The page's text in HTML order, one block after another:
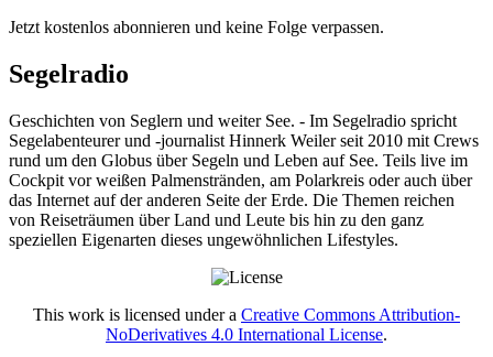
Jetzt kostenlos abonnieren und keine Folge verpassen.
Segelradio
Geschichten von Seglern und weiter See. - Im Segelradio spricht
Segelabenteurer und -journalist Hinnerk Weiler seit 2010 mit Crews
rund um den Globus über Segeln und Leben auf See. Teils live im
Cockpit vor weißen Palmenstränden, am Polarkreis oder auch über
das Internet auf der anderen Seite der Erde. Die Themen reichen
von Reiseträumen über Land und Leute bis hin zu den ganz
speziellen Eigenarten dieses ungewöhnlichen Lifestyles.
This work is licensed under a Creative Commons Attribution-
NoDerivatives 4.0 International License.